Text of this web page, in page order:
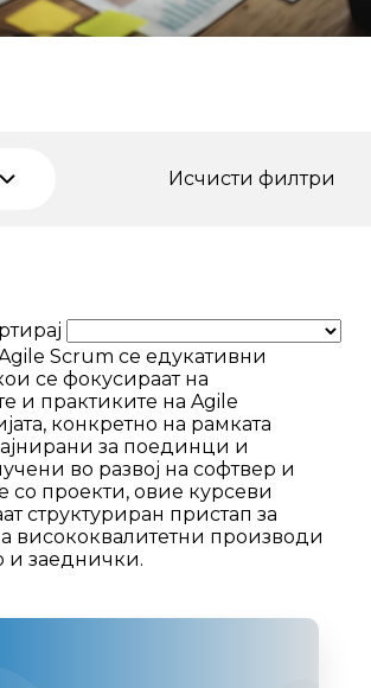
Исчисти филтри
Scrum се едукативни
се фокусираат на
и практиките на Agile
конкретно на рамката
за поединци и
во развој на софтвер и
со проекти, овие курсеви
структуриран пристап за
висококвалитетни производи
и заеднички.